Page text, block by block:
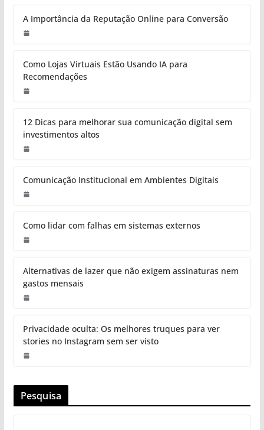
A Importância da Reputação Online para Conversão
Como Lojas Virtuais Estão Usando IA para
Recomendações
12 Dicas para melhorar sua comunicação digital sem
investimentos altos
Comunicação Institucional em Ambientes Digitais
Como lidar com falhas em sistemas externos
Alternativas de lazer que não exigem assinaturas nem
gastos mensais
Privacidade oculta: Os melhores truques para ver
stories no Instagram sem ser visto
Pesquisa